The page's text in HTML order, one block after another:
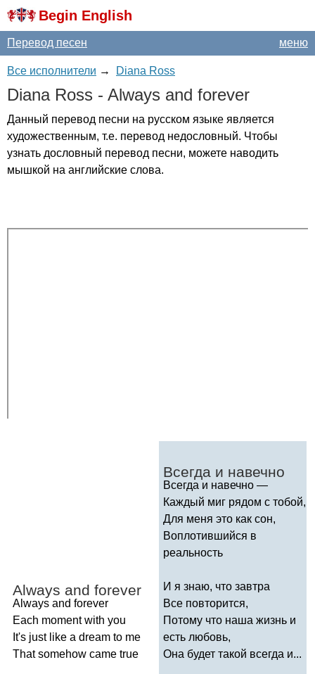
Begin English
меню
Перевод песен
Все исполнители → Diana Ross
Diana Ross - Always and forever
Данный перевод песни на русском языке является
художественным, т.е. перевод недословный. Чтобы
узнать дословный перевод песни, можете наводить
мышкой на английские слова.
Always and forever
Always and forever
Each moment with you
It's just like a dream to me
That somehow came true
Всегда и навечно
Всегда и навечно —
Каждый миг рядом с тобой,
Для меня это как сон,
Воплотившийся в
реальность
И я знаю, что завтра
Все повторится,
Потому что наша жизнь и
есть любовь,
Она будет такой всегда и...